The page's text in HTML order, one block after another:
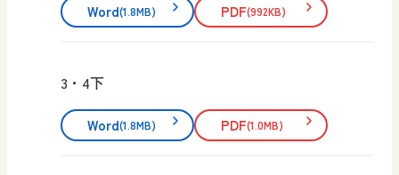
Word(1.8MB) PDF(992KB)
3・4下
Word(1.8MB) PDF(1.0MB)